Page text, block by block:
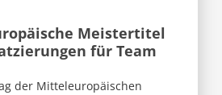
Meistertitel
für Team
der Mitteleuropäischen